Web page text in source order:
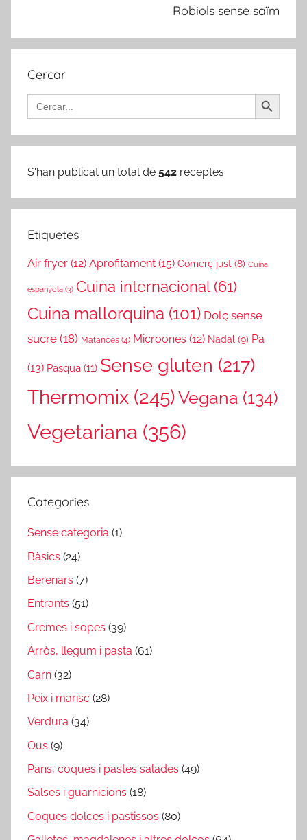
Robiols sense saïm
Cercar
Search
for:
Search Button
S'han publicat un total de 542 receptes
Etiquetes
Air fryer (12) Aprofitament (15) Comerç just (8) Cuina
espanyola (3) Cuina internacional(61)
Cuina mallorquina (101) Dolç sense
sucre (18) Matances (4) Microones (12) Nadal (9) Pa
(13) Pasqua (11) Sense gluten (217)
Thermomix (245)Vegana (134)
Vegetariana (356)
Categories
Sense categoria (1)
Bàsics (24)
Berenars (7)
Entrants (51)
Cremes i sopes (39)
Arròs, llegum i pasta (61)
Carn (32)
Peix i marisc (28)
Verdura (34)
Ous (9)
Pans, coques i pastes salades (49)
Salses i guarnicions (18)
Coques dolces i pastissos (80)